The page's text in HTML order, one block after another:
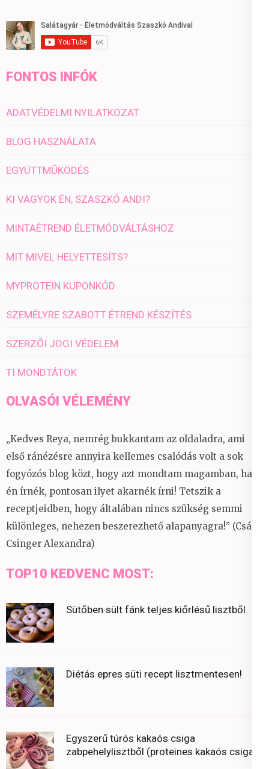
FONTOS INFÓK
ADATVÉDELMI NYILATKOZAT
BLOG HASZNÁLATA
EGYÜTTMŰKÖDÉS
KI VAGYOK ÉN, SZASZKÓ ANDI?
MINTAÉTREND ÉLETMÓDVÁLTÁSHOZ
MIT MIVEL HELYETTESÍTS?
MYPROTEIN KUPONKÓD
SZEMÉLYRE SZABOTT ÉTREND KÉSZÍTÉS
SZERZŐI JOGI VÉDELEM
TI MONDTÁTOK
OLVASÓI VÉLEMÉNY
„Kedves Reya, nemrég bukkantam az oldaladra, ami
első ránézésre annyira kellemes csalódás volt a sok
fogyózós blog közt, hogy azt mondtam magamban, ha
én írnék, pontosan ilyet akarnék írni! Tetszik a
receptjeidben, hogy általában nincs szükség semmi
különleges, nehezen beszerezhető alapanyagra!” (Csáky
Csinger Alexandra)
TOP10 KEDVENC MOST:
Sütőben sült fánk teljes kiőrlésű lisztből
Diétás epres süti recept lisztmentesen!
Egyszerű túrós kakaós csiga
zabpehelylisztből (proteines kakaós csiga)